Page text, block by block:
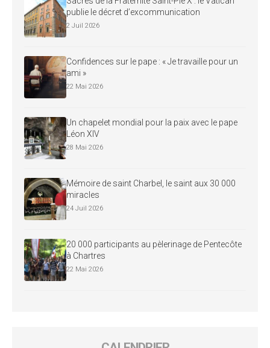
publie le décret d’excommunication
2 Juil 2026
Confidences sur le pape : « Je travaille pour un
ami »
22 Mai 2026
Un chapelet mondial pour la paix avec le pape
Léon XIV
28 Mai 2026
Mémoire de saint Charbel, le saint aux 30 000
miracles
24 Juil 2026
20 000 participants au pèlerinage de Pentecôte
à Chartres
22 Mai 2026